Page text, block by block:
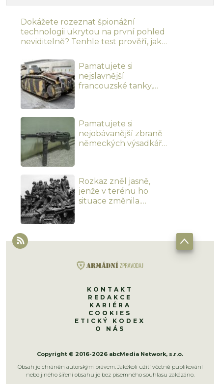
Dokážete rozeznat špionážní
technologii ukrytou na první pohled
neviditelně? Tenhle test prověří, jak
Pamatujete si
nejslavnější
francouzské tanky,
málokdo odpoví
správně na všech 10
otázek o pádu Francie
Pamatujete si
nejobávanější zbraně
německých výsadkářů
minimálně 8 z 10 bodů
Rozkaz zněl jasně,
jenže v terénu ho
situace změnila.
KONTAKT
REDAKCE
KARIÉRA
COOKIES
ETICKÝ KODEX
O NÁS
Copyright © 2016-2026 abcMedia Network, s.r.o.
Obsah je chráněn autorským právem. Jakékoli užití včetně publikování
nebo jiného šíření obsahu je bez písemného souhlasu zakázáno.